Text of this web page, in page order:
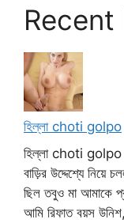
Recent
হিল্লা choti golpo
হিল্লা choti golpo
বাড়ির উদ্দেশ্যে
ছিল তবুও মা আমাকে
আমি রিফাত বয়স